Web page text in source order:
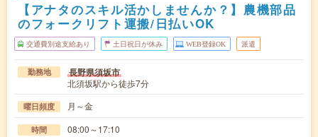
【アナタのスキル活かしませんか？】農機部品
のフォークリフト運搬/日払いOK
交通費別途支給あり 土日祝日が休み WEB登録OK 派遣
勤務地 長野県須坂市
北須坂駅から徒歩7分
曜日頻度 月～金
時間 08:00～17:10